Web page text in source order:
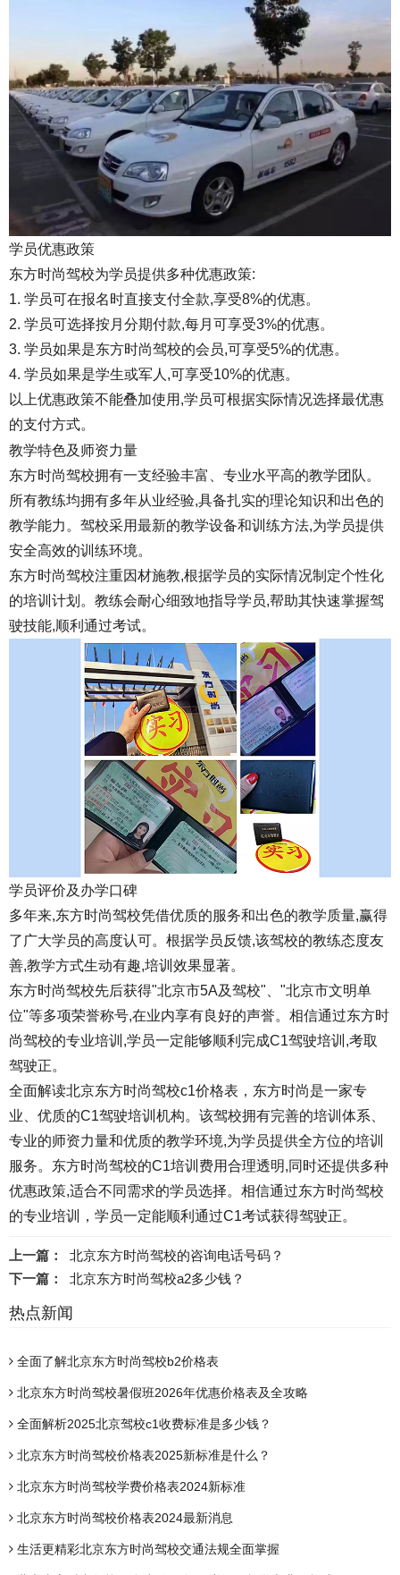
学员优惠政策
东方时尚驾校为学员提供多种优惠政策:
1. 学员可在报名时直接支付全款,享受8%的优惠。
2. 学员可选择按月分期付款,每月可享受3%的优惠。
3. 学员如果是东方时尚驾校的会员,可享受5%的优惠。
4. 学员如果是学生或军人,可享受10%的优惠。
以上优惠政策不能叠加使用,学员可根据实际情况选择最优惠
的支付方式。
教学特色及师资力量
东方时尚驾校拥有一支经验丰富、专业水平高的教学团队。
所有教练均拥有多年从业经验,具备扎实的理论知识和出色的
教学能力。驾校采用最新的教学设备和训练方法,为学员提供
安全高效的训练环境。
东方时尚驾校注重因材施教,根据学员的实际情况制定个性化
的培训计划。教练会耐心细致地指导学员,帮助其快速掌握驾
驶技能,顺利通过考试。
学员评价及办学口碑
多年来,东方时尚驾校凭借优质的服务和出色的教学质量,赢得
了广大学员的高度认可。根据学员反馈,该驾校的教练态度友
善,教学方式生动有趣,培训效果显著。
东方时尚驾校先后获得"北京市5A及驾校"、"北京市文明单
位"等多项荣誉称号,在业内享有良好的声誉。相信通过东方时
尚驾校的专业培训,学员一定能够顺利完成C1驾驶培训,考取
驾驶正。
全面解读北京东方时尚驾校c1价格表，东方时尚是一家专
业、优质的C1驾驶培训机构。该驾校拥有完善的培训体系、
专业的师资力量和优质的教学环境,为学员提供全方位的培训
服务。东方时尚驾校的C1培训费用合理透明,同时还提供多种
优惠政策,适合不同需求的学员选择。相信通过东方时尚驾校
的专业培训，学员一定能顺利通过C1考试获得驾驶正。
上一篇：
北京东方时尚驾校的咨询电话号码？
下一篇：
北京东方时尚驾校a2多少钱？
热点新闻
​全面了解北京东方时尚驾校b2价格表
北京东方时尚驾校暑假班2026年优惠价格表及全攻略
全面解析2025北京驾校c1收费标准是多少钱？
北京东方时尚驾校价格表2025新标准是什么？
北京东方时尚驾校学费价格表2024新标准
北京东方时尚驾校价格表2024最新消息
生活更精彩北京东方时尚驾校交通法规全面掌握